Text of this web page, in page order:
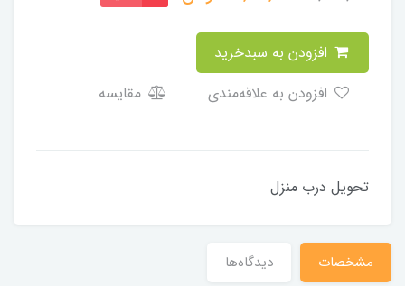
مقایسه
تحویل درب منزل
مشخصات دیدگاه‌ها